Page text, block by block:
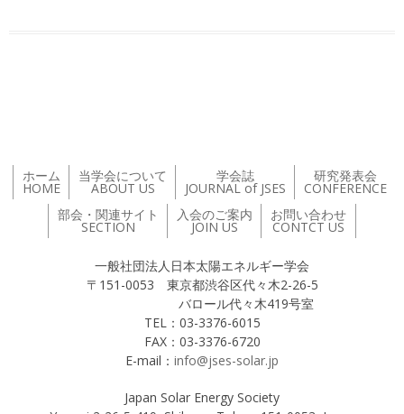
ホーム
HOME
当学会について
ABOUT US
学会誌
JOURNAL of JSES
研究発表会
CONFERENCE
部会・関連サイト
SECTION
入会のご案内
JOIN US
お問い合わせ
CONTCT US
一般社団法人日本太陽エネルギー学会
〒151-0053 東京都渋谷区代々木2-26-5
バロール代々木419号室
TEL：03-3376-6015
FAX：03-3376-6720
E-mail： info@jses-solar.jp
Japan Solar Energy Society